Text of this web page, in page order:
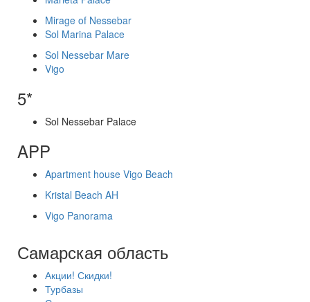
Mirage of Nessebar
Sol Marina Palace
Sol Nessebar Mare
Vigo
5*
Sol Nessebar Palace
APP
Apartment house Vigo Beach
Kristal Beach AH
Vigo Panorama
Самарская область
Акции! Скидки!
Турбазы